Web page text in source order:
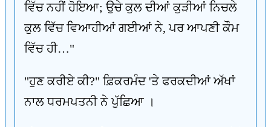
ਵਿੱਚ ਨਹੀਂ ਹੋਇਆ; ਉਚੇ ਕੁਲ ਦੀਆਂ ਕੁੜੀਆਂ ਨਿਚਲੇ
ਕੁਲ ਵਿੱਚ ਵਿਆਹੀਆਂ ਗਈਆਂ ਨੇ, ਪਰ ਆਪਣੀ ਕੌਮ
ਵਿੱਚ ਹੀ…"
"ਹੁਣ ਕਰੀਏ ਕੀ?" ਫ਼ਿਕਰਮੰਦ 'ਤੇ ਫਰਕਦੀਆਂ ਅੱਖਾਂ
ਨਾਲ ਧਰਮਪਤਨੀ ਨੇ ਪੁੱਛਿਆ ।